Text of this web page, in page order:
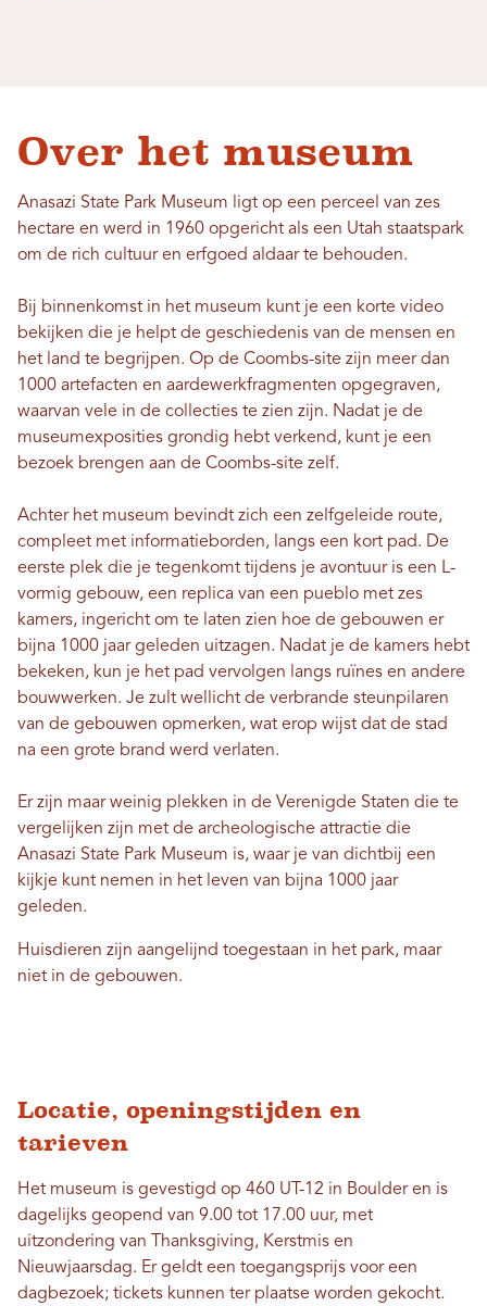
Over het museum
Anasazi State Park Museum ligt op een perceel van zes
hectare en werd in 1960 opgericht als een Utah staatspark
om de rich cultuur en erfgoed aldaar te behouden.
Bij binnenkomst in het museum kunt je een korte video
bekijken die je helpt de geschiedenis van de mensen en
het land te begrijpen. Op de Coombs-site zijn meer dan
1000 artefacten en aardewerkfragmenten opgegraven,
waarvan vele in de collecties te zien zijn. Nadat je de
museumexposities grondig hebt verkend, kunt je een
bezoek brengen aan de Coombs-site zelf.
Achter het museum bevindt zich een zelfgeleide route,
compleet met informatieborden, langs een kort pad. De
eerste plek die je tegenkomt tijdens je avontuur is een L-
vormig gebouw, een replica van een pueblo met zes
kamers, ingericht om te laten zien hoe de gebouwen er
bijna 1000 jaar geleden uitzagen. Nadat je de kamers hebt
bekeken, kun je het pad vervolgen langs ruïnes en andere
bouwwerken. Je zult wellicht de verbrande steunpilaren
van de gebouwen opmerken, wat erop wijst dat de stad
na een grote brand werd verlaten.
Er zijn maar weinig plekken in de Verenigde Staten die te
vergelijken zijn met de archeologische attractie die
Anasazi State Park Museum is, waar je van dichtbij een
kijkje kunt nemen in het leven van bijna 1000 jaar
geleden.
Huisdieren zijn aangelijnd toegestaan ​​in het park, maar
niet in de gebouwen.
Locatie, openingstijden en
tarieven
Het museum is gevestigd op 460 UT-12 in Boulder en is
dagelijks geopend van 9.00 tot 17.00 uur, met
uitzondering van Thanksgiving, Kerstmis en
Nieuwjaarsdag. Er geldt een toegangsprijs voor een
dagbezoek; tickets kunnen ter plaatse worden gekocht.